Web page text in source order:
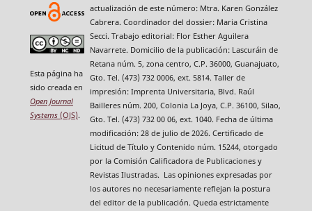
Esta página ha
sido creada en
Open Journal
Systems(OJS).
actualización de este número: Mtra. Karen González
Cabrera. Coordinador del dossier: Maria Cristina
Secci. Trabajo editorial: Flor Esther Aguilera
Navarrete. Domicilio de la publicación: Lascuráin de
Retana núm. 5, zona centro, C.P. 36000, Guanajuato,
Gto. Tel. (473) 732 0006, ext. 5814. Taller de
impresión: Imprenta Universitaria, Blvd. Raúl
Bailleres núm. 200, Colonia La Joya, C.P. 36100, Silao,
Gto. Tel. (473) 732 00 06, ext. 1040. Fecha de última
modificación: 28 de julio de 2026. Certificado de
Licitud de Título y Contenido núm. 15244, otorgado
por la Comisión Calificadora de Publicaciones y
Revistas Ilustradas. Las opiniones expresadas por
los autores no necesariamente reflejan la postura
del editor de la publicación. Queda estrictamente